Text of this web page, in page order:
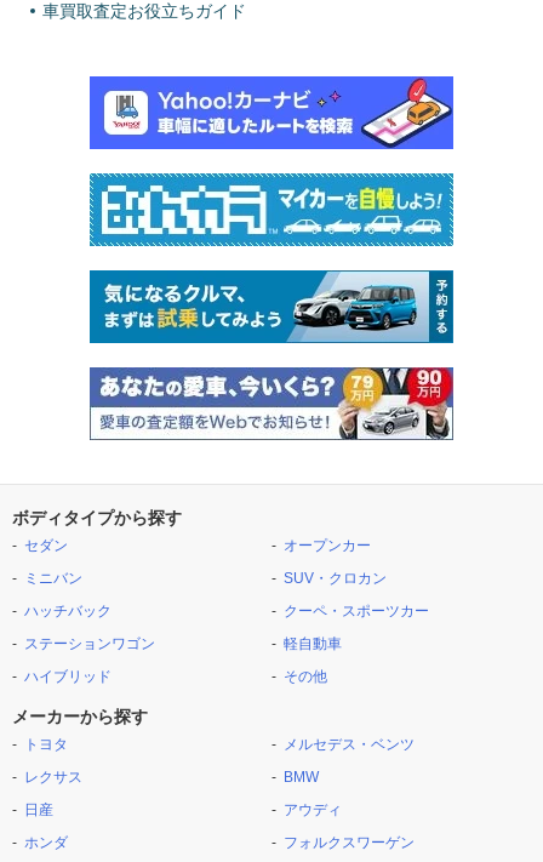
車買取査定お役立ちガイド
ボディタイプから探す
セダン
ミニバン
ハッチバック
ステーションワゴン
ハイブリッド
オープンカー
SUV・クロカン
クーペ・スポーツカー
軽自動車
その他
メーカーから探す
トヨタ
レクサス
日産
ホンダ
メルセデス・ベンツ
BMW
アウディ
フォルクスワーゲン